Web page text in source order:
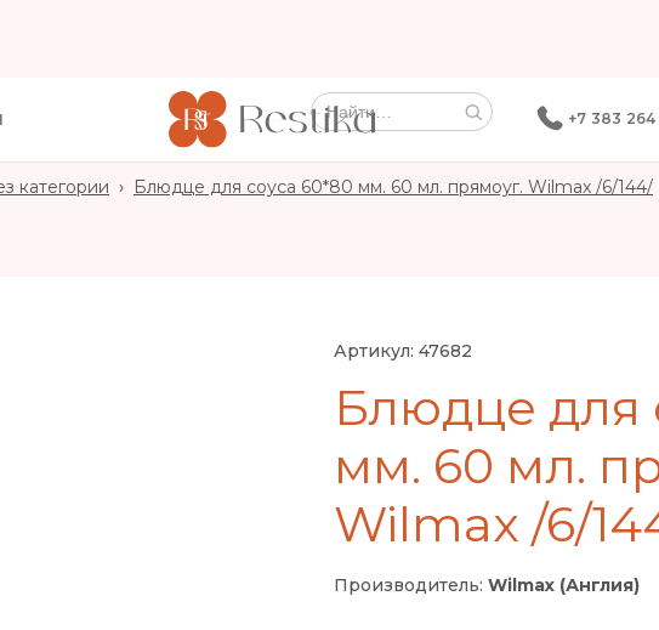
+7 383
категории › Блюдце для соуса 60*80 мм. 60 мл. прямоуг. Wilmax /6/144/
Артикул: 47682
Блюдце для
мм. 60 мл.
Wilmax /6/
Производитель: Wilmax (Англия)